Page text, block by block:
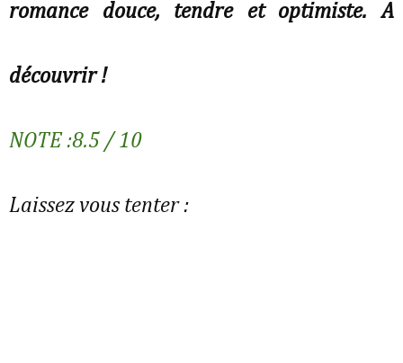
romance douce, tendre et optimiste. A
découvrir !
NOTE :8.5 / 10
Laissez vous tenter :